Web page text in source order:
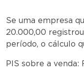
Se uma empresa
20.000,00
período, o cálculo
PIS sobre a venda: